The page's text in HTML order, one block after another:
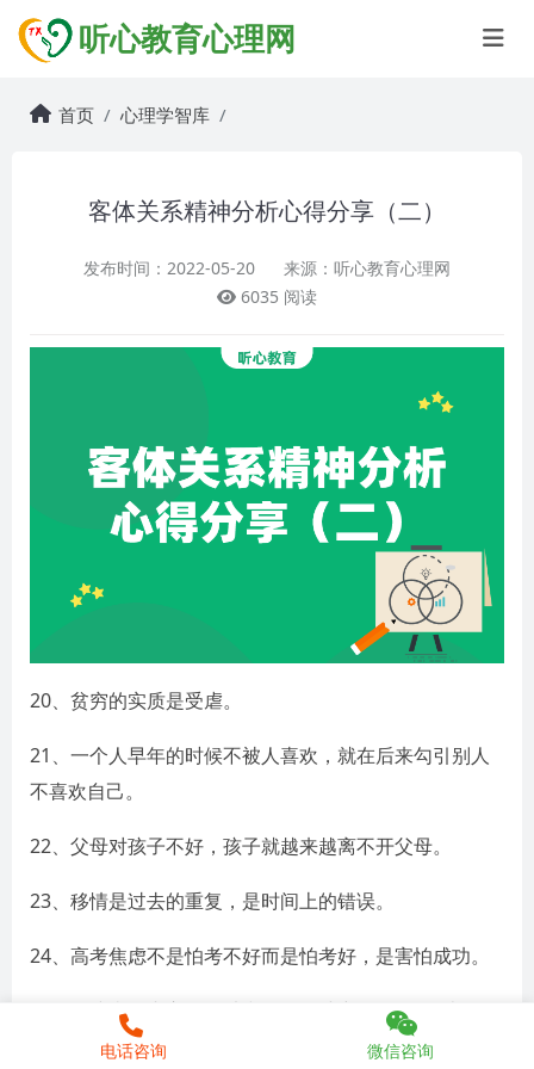
听心教育心理网
首页 心理学智库
客体关系精神分析心得分享（二）
发布时间：2022-05-20
来源：听心教育心理网
6035 阅读
20、贫穷的实质是受虐。
21、一个人早年的时候不被人喜欢，就在后来勾引别人
不喜欢自己。
22、父母对孩子不好，孩子就越来越离不开父母。
23、移情是过去的重复，是时间上的错误。
24、高考焦虑不是怕考不好而是怕考好，是害怕成功。
25、胃溃疡是内心有孤独和依赖的冲突，是“吃不消了”。
电话咨询 微信咨询